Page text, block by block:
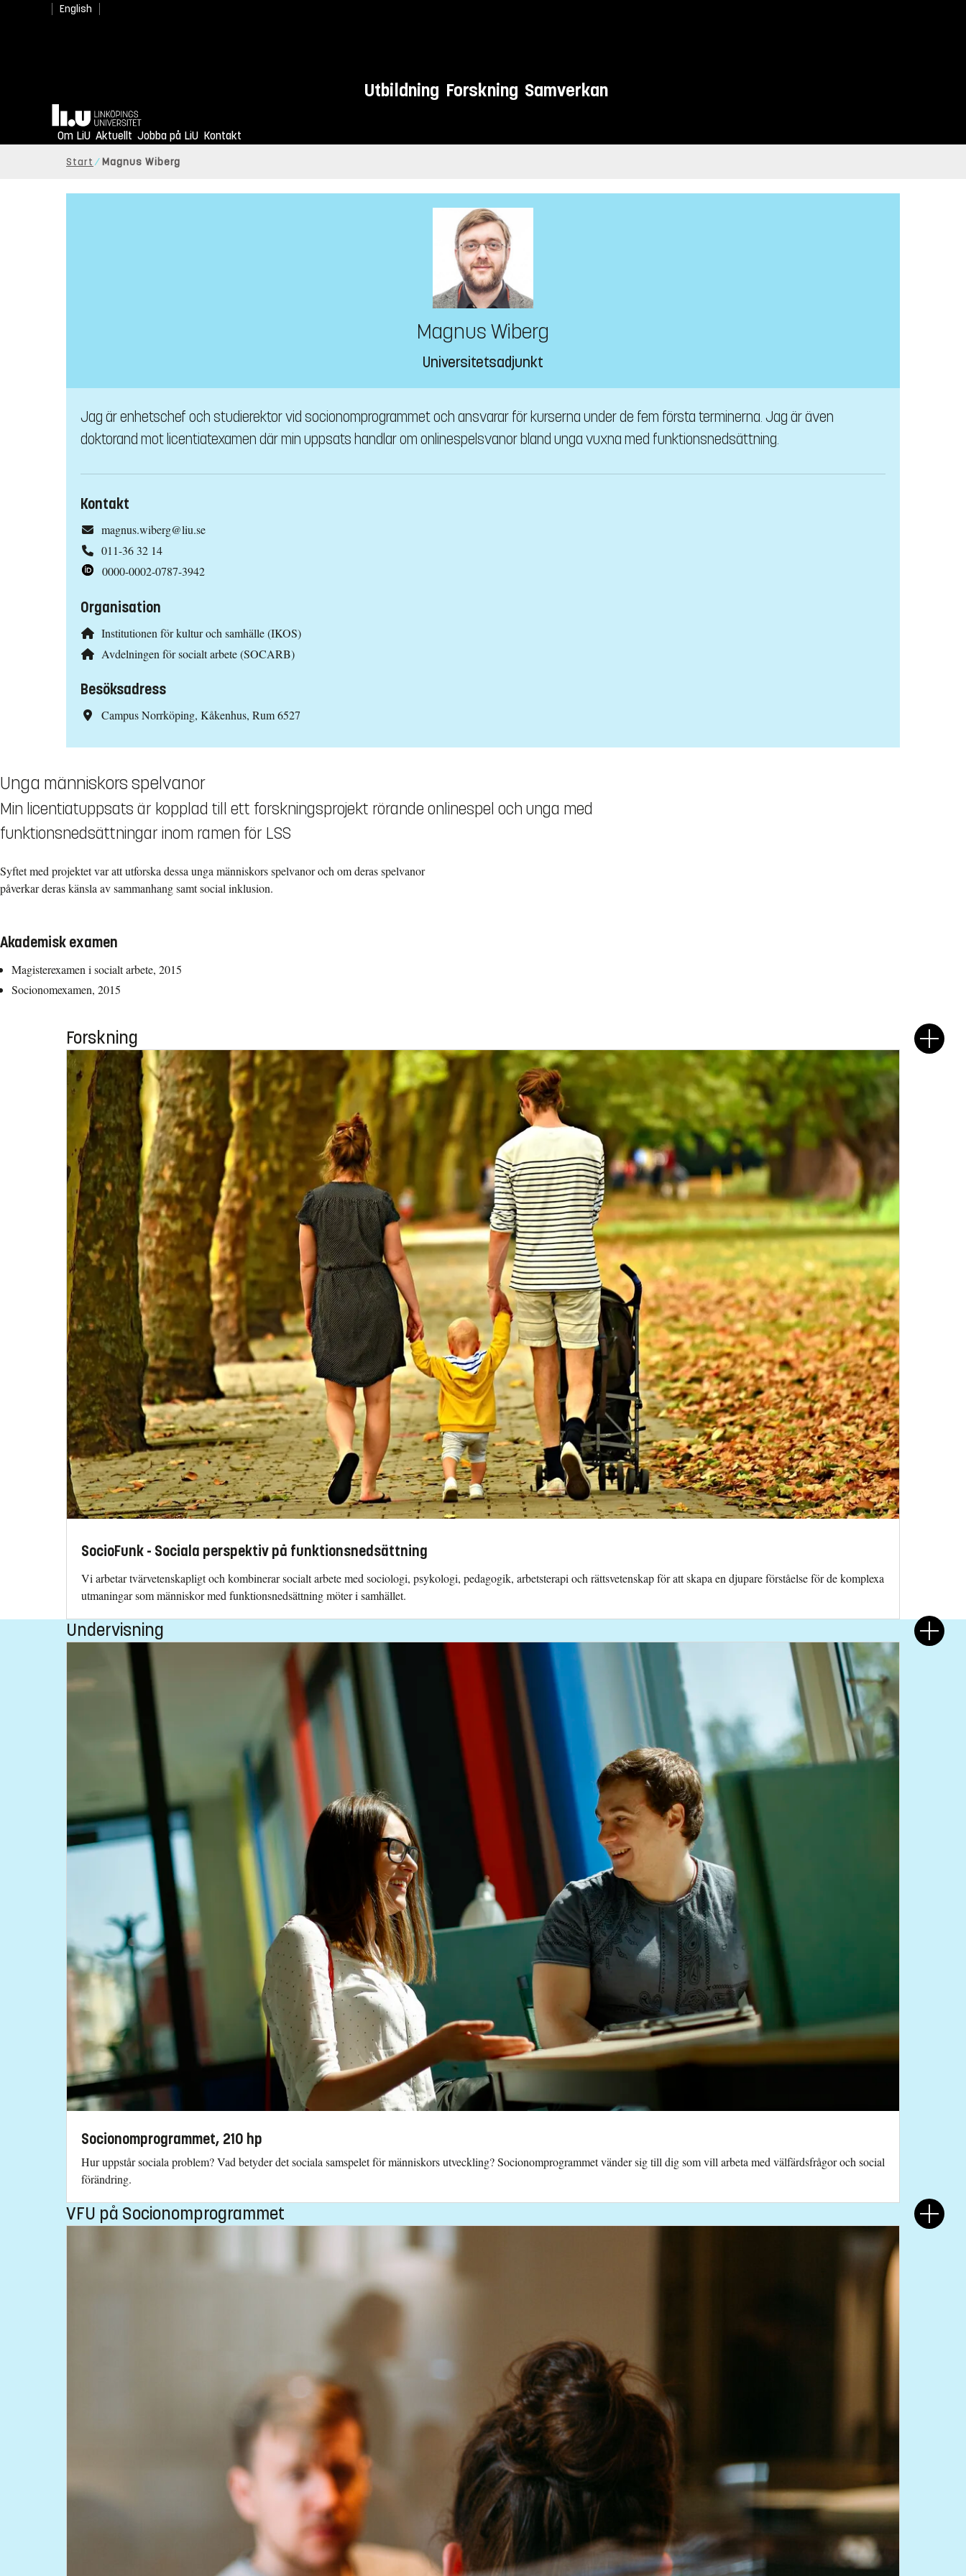
English
Utbildning Forskning Samverkan
Hem
Om LiU Aktuellt Jobba på LiU Kontakt
Start Magnus Wiberg
Magnus Wiberg
Universitetsadjunkt
Jag är enhetschef och studierektor vid socionomprogrammet och ansvarar för kurserna under de fem första terminerna. Jag är även
doktorand mot licentiatexamen där min uppsats handlar om onlinespelsvanor bland unga vuxna med funktionsnedsättning.
Kontakt
magnus.wiberg@liu.se
011-36 32 14
0000-0002-0787-3942
Organisation
Institutionen för kultur och samhälle (IKOS)
Avdelningen för socialt arbete (SOCARB)
Besöksadress
Campus Norrköping, Kåkenhus, Rum 6527
Unga människors spelvanor
Min licentiatuppsats är kopplad till ett forskningsprojekt rörande onlinespel och unga med
funktionsnedsättningar inom ramen för LSS
Syftet med projektet var att utforska dessa unga människors spelvanor och om deras spelvanor
påverkar deras känsla av sammanhang samt social inklusion.
Akademisk examen
Magisterexamen i socialt arbete, 2015
Socionomexamen, 2015
Forskning
SocioFunk - Sociala perspektiv på funktionsnedsättning
Vi arbetar tvärvetenskapligt och kombinerar socialt arbete med sociologi, psykologi, pedagogik, arbetsterapi och rättsvetenskap för att skapa en djupare förståelse för de komplexa
utmaningar som människor med funktionsnedsättning möter i samhället.
Undervisning
Socionomprogrammet, 210 hp
Hur uppstår sociala problem? Vad betyder det sociala samspelet för människors utveckling? Socionomprogrammet vänder sig till dig som vill arbeta med välfärdsfrågor och social
förändring.
VFU på Socionomprogrammet